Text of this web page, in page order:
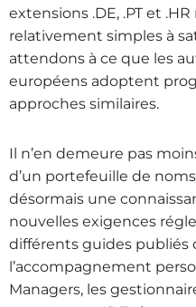
extensions .DE, .PT et
relativement simples à
attendons à ce que les
européens adoptent
approches similaires.
Il n’en demeure pas
d’un portefeuille de
désormais une
nouvelles exigences
différents guides publiés
l’accompagnement
Managers, les